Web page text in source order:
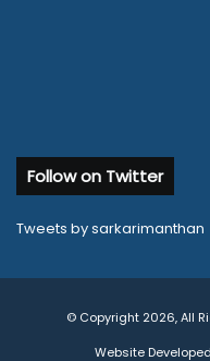
Follow on Twitter
Tweets by sarkarimanthan
© Copyright 2026, All
Website